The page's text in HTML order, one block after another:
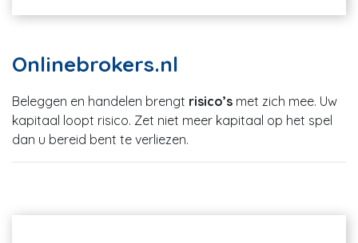
Onlinebrokers.nl
Beleggen en handelen brengt risico’s met zich mee. Uw
kapitaal loopt risico. Zet niet meer kapitaal op het spel
dan u bereid bent te verliezen.